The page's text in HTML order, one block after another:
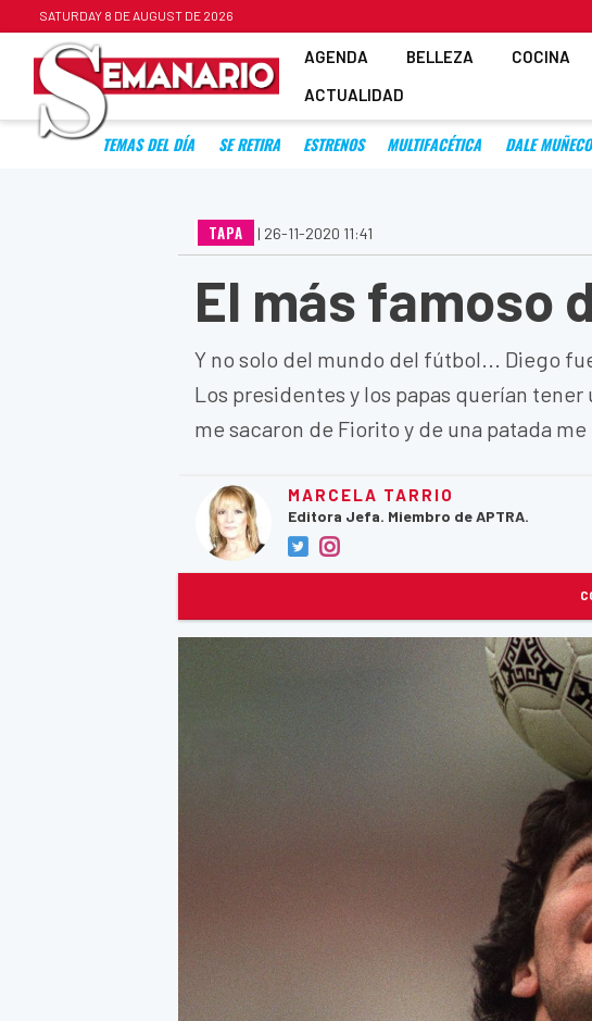
SATURDAY 8 DE AUGUST DE 2026
AGENDA BELLEZA COCINA
ACTUALIDAD
TEMAS DEL DÍA SE RETIRA ESTRENOS MULTIFACÉTICA DALE MUÑECO
TAPA | 26-11-2020 11:41
El más famoso
Y no solo del mundo del fútbol... Diego
Los presidentes y los papas querían
me sacaron de Fiorito y de una patada
MARCELA TARRIO
Editora Jefa. Miembro de APTRA.